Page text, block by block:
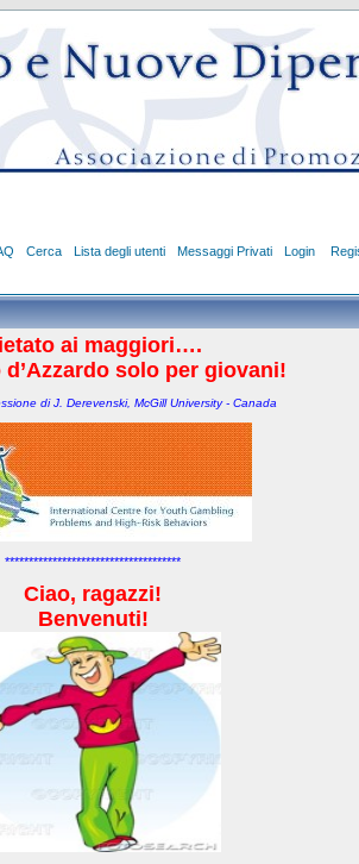
Cerca Lista degli utenti Messaggi Privati Login
ai maggiori….
solo per giovani!
di J. Derevenski, McGill University - Canada
*************************************
Ciao, ragazzi!
Benvenuti!